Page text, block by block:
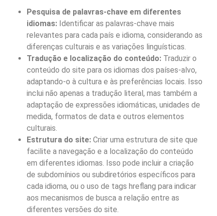
Pesquisa de palavras-chave em diferentes
idiomas: Identificar as palavras-chave mais
relevantes para cada país e idioma, considerando as
diferenças culturais e as variações linguísticas.
Tradução e localização do conteúdo: Traduzir o
conteúdo do site para os idiomas dos países-alvo,
adaptando-o à cultura e às preferências locais. Isso
inclui não apenas a tradução literal, mas também a
adaptação de expressões idiomáticas, unidades de
medida, formatos de data e outros elementos
culturais.
Estrutura do site: Criar uma estrutura de site que
facilite a navegação e a localização do conteúdo
em diferentes idiomas. Isso pode incluir a criação
de subdomínios ou subdiretórios específicos para
cada idioma, ou o uso de tags hreflang para indicar
aos mecanismos de busca a relação entre as
diferentes versões do site.